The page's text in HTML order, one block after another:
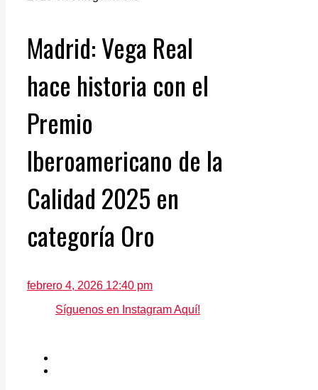
Madrid: Vega Real
hace historia con el
Premio
Iberoamericano de la
Calidad 2025 en
categoría Oro
febrero 4, 2026 12:40 pm
Síguenos en Instagram Aquí!